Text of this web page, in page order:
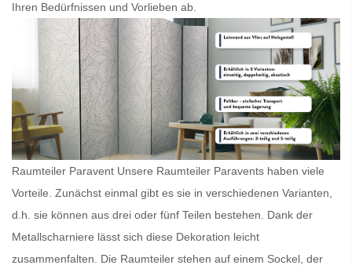
Ihren Bedürfnissen und Vorlieben ab.
Raumteiler Paravent Unsere Raumteiler Paravents haben viele
Vorteile. Zunächst einmal gibt es sie in verschiedenen Varianten,
d.h. sie können aus drei oder fünf Teilen bestehen. Dank der
Metallscharniere lässt sich diese Dekoration leicht
zusammenfalten. Die Raumteiler stehen auf einem Sockel, der